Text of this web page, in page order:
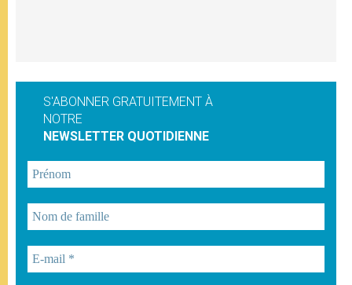
S'ABONNER GRATUITEMENT À
NOTRE
NEWSLETTER QUOTIDIENNE